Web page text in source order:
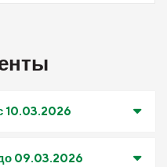
10.03.2026
09.03.2026